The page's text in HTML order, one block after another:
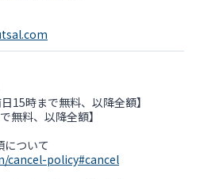
15時まで無料、以降全額】
無料、以降全額】
cancel-policy#cancel